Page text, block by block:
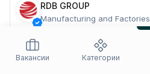
RDB GROUP
Manufacturing and Factories
Restaurants and Fast Food
Вакансии
Категории